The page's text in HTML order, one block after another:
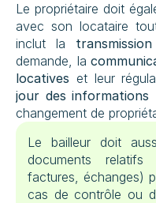
Le propriétaire doit
avec son locataire
inclut la
demande, la
locatives et leur
jour des informations
changement de
Le bailleur doit
documents relatifs
factures, échanges)
cas de contrôle ou